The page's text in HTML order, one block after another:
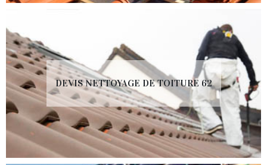
DEVIS NETTOYAGE DE TOITURE 62